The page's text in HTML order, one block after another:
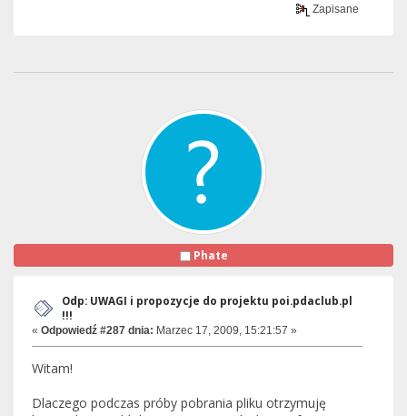
Zapisane
Phate
Odp: UWAGI i propozycje do projektu poi.pdaclub.pl
!!!
« Odpowiedź #287 dnia: Marzec 17, 2009, 15:21:57 »
Witam!
Dlaczego podczas próby pobrania pliku otrzymuję